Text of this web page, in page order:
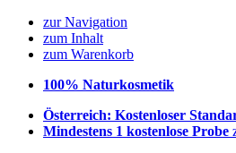
zur Navigation
zum Inhalt
zum Warenkorb
100% Naturkosmetik
Österreich: Kostenloser
Mindestens 1 kostenlose Probe